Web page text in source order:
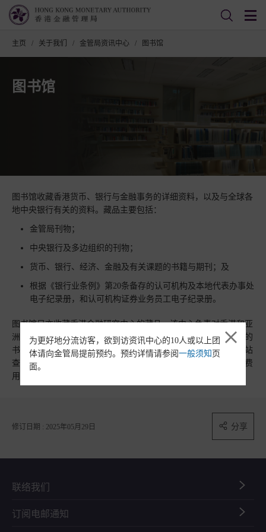
主页 / 关于我们 / 金管局资讯中心 / 图书馆
图书馆
图书馆收藏香港货币、银行与金融事务的详细资料，以及与全球各
地中央银行有关的资料。藏品主要包括：
金管局刊物；
中央银行及多边组织的刊物；
货币、银行、经济、金融及有关课题的书籍与期刊；及
根据《银行业条例》第20条备存的认可机构及本地代表办事处
电子纪录册，和认可机构证券业务员工电子纪录册。
图书馆另亦收藏香港金融研究中心的藏品。该中心负责对香港和亚
洲货币政策、银行及金融业具深远影响的课题进行研究。图书馆的
书籍及其他藏品不供外借。使用者可于馆内的终端机及金管局网站
查阅 检索目录
。图书馆设有影印机以供使用，本中心将收取基本费
用。
修订日期 : 2025年05月29日 分享
联络我们
订阅电邮通知
为更好地分流访客，欲到访资讯中心的10人或以上团
体请向金管局提前预约。预约详情请参阅 一般须知 页
面。